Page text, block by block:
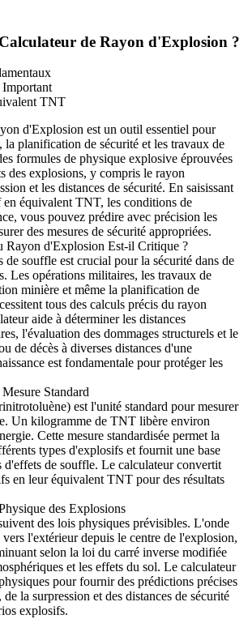
de Rayon d'Explosion ?
TNT
d'Explosion est un outil essentiel pour
planification de sécurité et les travaux de
formules de physique explosive éprouvées
des explosions, y compris le rayon
et les distances de sécurité. En saisissant
équivalent TNT, les conditions de
vous pouvez prédire avec précision les
des mesures de sécurité appropriées.
Rayon d'Explosion Est-il Critique ?
de souffle est crucial pour la sécurité dans de
Les opérations militaires, les travaux de
minière et même la planification de
tous des calculs précis du rayon
aide à déterminer les distances
l'évaluation des dommages structurels et le
de décès à diverses distances d'une
est fondamentale pour protéger les
Standard
est l'unité standard pour mesurer
Un kilogramme de TNT libère environ
Cette mesure standardisée permet la
types d'explosifs et fournit une base
d'effets de souffle. Le calculateur convertit
en leur équivalent TNT pour des résultats
des Explosions
des lois physiques prévisibles. L'onde
l'extérieur depuis le centre de l'explosion,
selon la loi du carré inverse modifiée
et les effets du sol. Le calculateur
pour fournir des prédictions précises
la surpression et des distances de sécurité
explosifs.